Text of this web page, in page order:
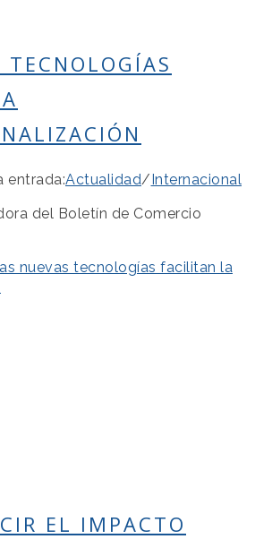
TECNOLOGÍAS
entrada:Actualidad/ Internacional
del Boletín de Comercio
nuevas tecnologías facilitan la
EL IMPACTO